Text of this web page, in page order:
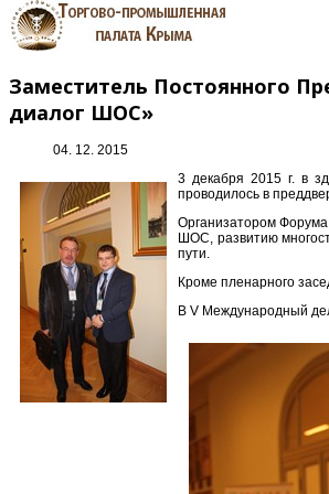
Заместитель Постоянного
диалог ШОС»
04. 12. 2015
3 декабря 2015 г. в
проводилось в
Организатором
ШОС, развитию
пути.
Кроме пленарного
В V Международный